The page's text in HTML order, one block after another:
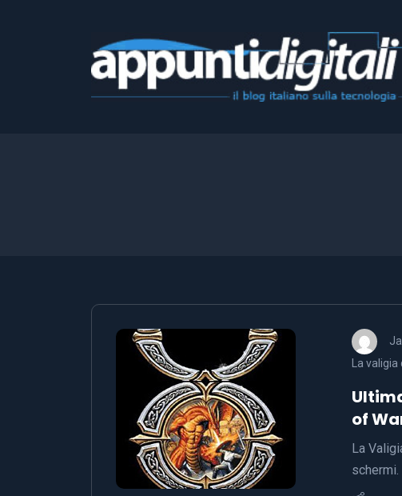
La
of
La